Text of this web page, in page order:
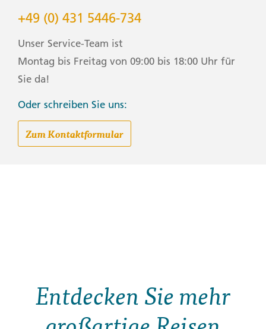
+49 (0) 431 5446-734
Unser Service-Team ist
Montag bis Freitag von 09:00 bis 18:00 Uhr für
Sie da!
Oder schreiben Sie uns:
Zum Kontaktformular
Entdecken Sie mehr